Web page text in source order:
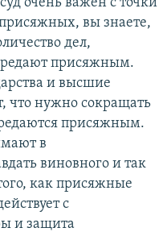
очень важен с точки
вы знаете,
дел,
присяжным.
и высшие
что нужно сокращать
присяжным.
в
виновного и так
как присяжные
с
и защита